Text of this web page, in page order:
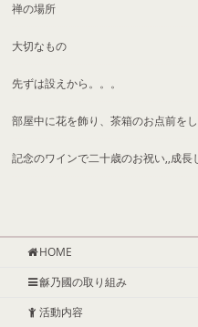
禅の場所
大切なもの
先ずは設えから。。。
部屋中に花を飾り、茶箱のお点前をし
記念のワインで二十歳のお祝い,,成長
HOME
龢乃國の取り組み
活動内容